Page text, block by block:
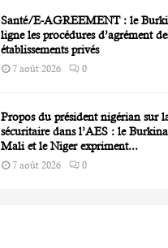
Santé/E-AGREEMENT : le
ligne les procédures d’agrément
établissements privés
7 août 2026 0
Propos du président nigérian sur
sécuritaire dans l’AES : le
Mali et le Niger expriment...
7 août 2026 0